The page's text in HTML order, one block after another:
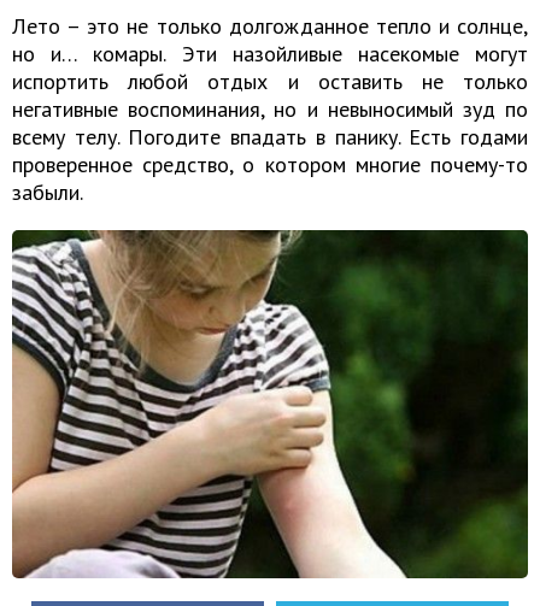
Лето – это не только долгожданное тепло и солнце,
но и… комары. Эти назойливые насекомые могут
испортить любой отдых и оставить не только
негативные воспоминания, но и невыносимый зуд по
всему телу. Погодите впадать в панику. Есть годами
проверенное средство, о котором многие почему-то
забыли.